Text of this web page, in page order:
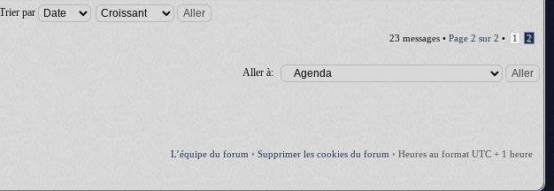
Trier par
23 messages • Page 2 sur 2 • 1 2
Aller à:
L’équipe du forum • Supprimer les cookies du forum • Heures au format UTC + 1 heure